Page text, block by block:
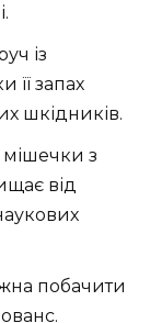
із
її запах
шкідників.
з
від
побачити